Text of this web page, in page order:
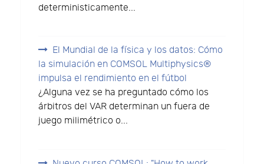
deterministicamente...
El Mundial de la física y los datos: Cómo
la simulación en COMSOL Multiphysics®
impulsa el rendimiento en el fútbol
¿Alguna vez se ha preguntado cómo los
árbitros del VAR determinan un fuera de
juego milimétrico o...